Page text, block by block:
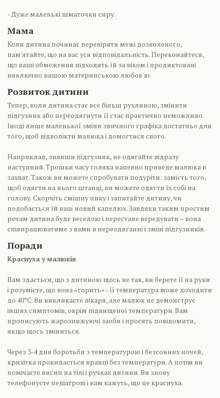
- Дуже маленькі шматочки сиру.
Мама
Коли дитина починає перевіряти межі дозволеного,
пам'ятайте, що на вас уся відповідальність. Переконайтеся,
що ваші обмеження підходять їй за віком і продиктовані
виключно вашою материнською любов'ю.
Розвиток дитини
Тепер, коли дитина стає все більш рухливою, змінити
підгузник або переодягнути її стає практично неможливо.
Іноді лише маленької зміни звичного графіка достатньо для
того, щоб відволікти малюка і домогтися свого.
Наприклад, знявши підгузник, не одягайте відразу
наступний. Трошки часу голяка напевно приведе малюка в
захват. Також ви можете спробувати подуріти: замість того,
щоб одягти на нього штанці, ви можете одягти їх собі на
голову. Скорчіть смішну пику і запитайте дитину, чи
подобається їй ваш новий капелюх. Завдяки таким простим
речам дитина буде веселою і перестане вередувати – вона
співпрацюватиме з вами в переодяганні і зміні підгузників.
Поради
Краснуха у малюків
Вам здається, що з дитиною щось не так, ви берете її на руки
і розумієте, що вона «горить» - її температура може доходити
до 40°С. Ви викликаєте лікаря, але малюк не демонструє
інших симптомів, окрім підвищеної температури. Вам
прописують жарознижуючі заоби і просять повідомити,
якщо щось зміниться.
Через 3-4 дня боротьби з температурою і безсонних ночей,
крихітка прокидається вранці без температури. А потім ви
помічаєте висип на тілі і ручках дитини. Ви знову
телефонуєте педіатрові і вам кажуть, що це краснуха.